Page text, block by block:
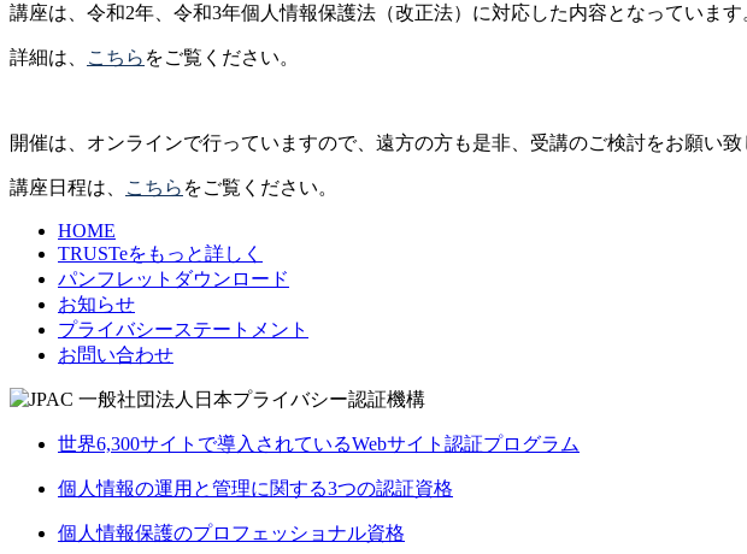
講座は、令和2年、令和3年個人情報保護法（改正法）に対応した内容となっています
詳細は、 こちら をご覧ください。
開催は、オンラインで行っていますので、遠方の方も是非、受講のご検討をお願い致
講座日程は、 こちら をご覧ください。
HOME
TRUSTeをもっと詳しく
パンフレットダウンロード
お知らせ
プライバシーステートメント
お問い合わせ
世界6,300サイトで導入されているWebサイト認証プログラム
個人情報の運用と管理に関する3つの認証資格
個人情報保護のプロフェッショナル資格